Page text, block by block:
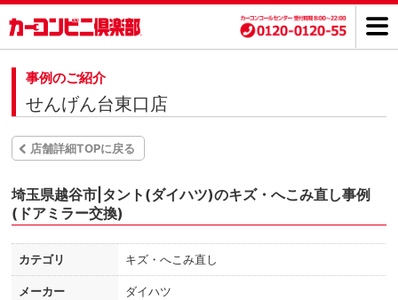
事例のご紹介
せんげん台東口店
店舗詳細TOPに戻る
埼玉県越谷市|タント(ダイハツ)のキズ・へこみ直し事例
(ドアミラー交換)
カテゴリ キズ・へこみ直し
メーカー ダイハツ